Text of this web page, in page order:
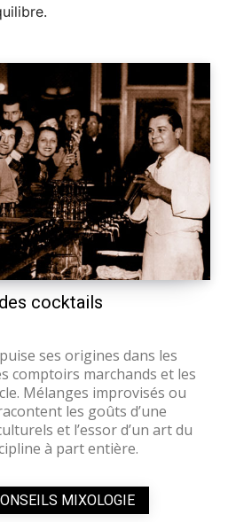
cocktails
ses origines dans les
comptoirs marchands et les
Mélanges improvisés ou
les goûts d’une
et l’essor d’un art du
à part entière.
MIXOLOGIE